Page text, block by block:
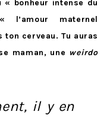
bonheur intense du
maternel
cerveau. Tu auras
maman, une weirdo
il y en